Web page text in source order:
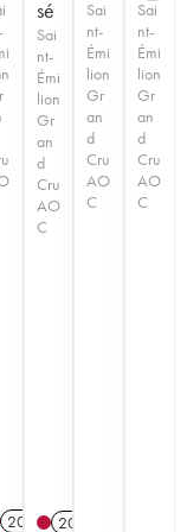
2025
sé
Sai
nt-
Émi
lion
Gr
an
d
Cru
AO
C
2021
Sai
nt-
Émi
lion
Gr
an
d
Cru
AO
C
Sai
nt-
Émi
lion
Gr
an
d
Cru
AO
C